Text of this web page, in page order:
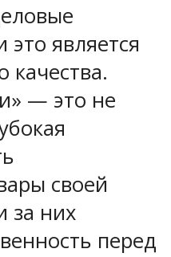
это является
качества.
— это не
своей
за них
перед